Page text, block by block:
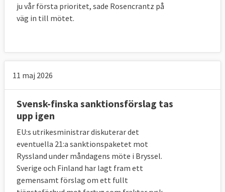
I de 734 omröstningarna som ägt rum i
ministerrådet sedan juli 2014 har Ungern
tryckt på nej-knappen flest gånger: 28. Det
motsvarar knappt 4 procent av alla
omröstningar. Därefter ligger Polen. Efter
Storbritanniens bortfall är Sverige
ju vår första prioritet, sade Rosencrantz på
väg in till mötet.
11 maj 2026
Svensk-finska sanktionsförslag tas
upp igen
EU:s utrikesministrar diskuterar det
eventuella 21:a sanktionspaketet mot
Ryssland under måndagens möte i Bryssel.
Sverige och Finland har lagt fram ett
gemensamt förslag om ett fullt